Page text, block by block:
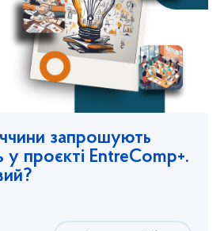
запрошують
у проєкті EntreComp+.